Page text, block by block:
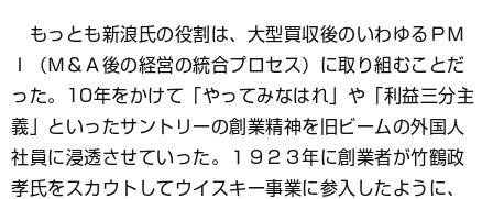
もっとも新浪氏の役割は、大型買収後のいわゆるＰＭ
Ｉ（Ｍ＆Ａ後の経営の統合プロセス）に取り組むことだ
った。10年をかけて「やってみなはれ」や「利益三分主
義」といったサントリーの創業精神を旧ビームの外国人
社員に浸透させていった。１９２３年に創業者が竹鶴政
孝氏をスカウトしてウイスキー事業に参入したように、